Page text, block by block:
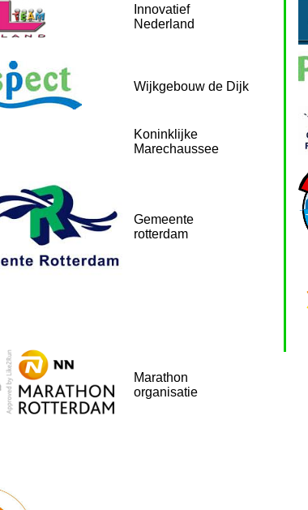
Innovatief
Nederland
Wijkgebouw de Dijk
Koninklijke
Marechaussee
Gemeente
rotterdam
Marathon
organisatie